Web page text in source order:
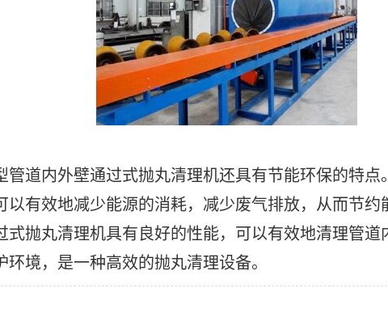
管道内外壁通过式抛丸清理机还具有节能环保的特
以有效地减少能源的消耗，减少废气排放，从而节约
式抛丸清理机具有良好的性能，可以有效地清理管道
境，是一种高效的抛丸清理设备。